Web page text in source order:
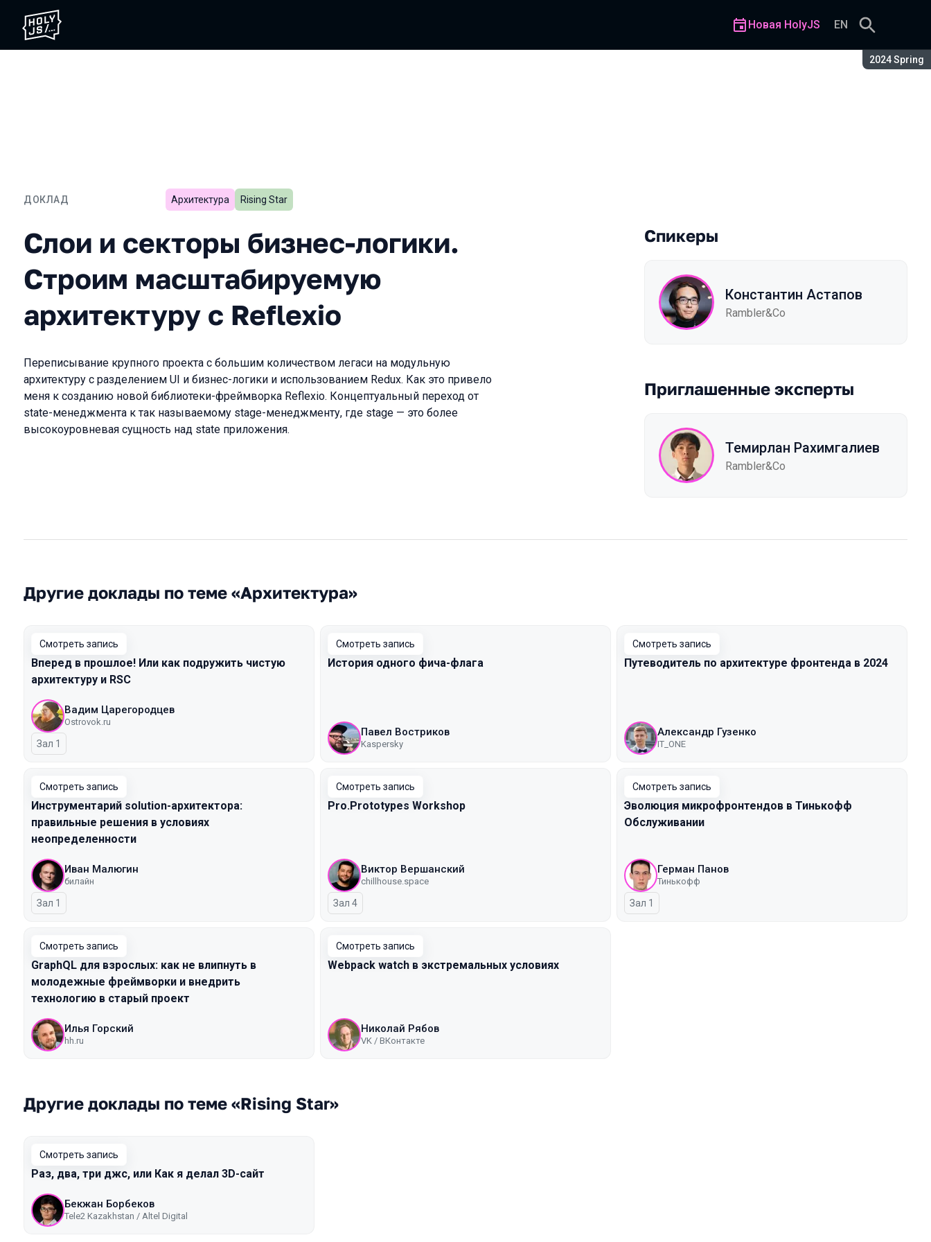
Сезон:
2024 Spring
Новая HolyJS EN
ДОКЛАД
Слои и секторы бизнес-логики. Строим масштабируемую архитектуру с Reflexio
Архитектура Rising Star
Слои и секторы бизнес-логики.
Строим масштабируемую
архитектуру с Reflexio
Переписывание крупного проекта с большим количеством легаси на модульную
архитектуру с разделением UI и бизнес-логики и использованием Redux. Как это привело
меня к созданию новой библиотеки-фреймворка Reflexio. Концептуальный переход от
state-менеджмента к так называемому stage-менеджменту, где stage — это более
высокоуровневая сущность над state приложения.
Спикеры
Константин Астапов
Rambler&Co
Приглашенные эксперты
Темирлан Рахимгалиев
Rambler&Co
Другие доклады по теме «Архитектура»
Смотреть запись
Вперед в прошлое! Или как подружить чистую
архитектуру и RSC
Вадим Царегородцев
Ostrovok.ru
Зал 1
Смотреть запись
История одного фича-флага
Павел Востриков
Kaspersky
Смотреть запись
Путеводитель по архитектуре фронтенда в 2024
Александр Гузенко
IT_ONE
Смотреть запись
Инструментарий solution-архитектора:
правильные решения в условиях
неопределенности
Иван Малюгин
билайн
Зал 1
Смотреть запись
Pro.Prototypes Workshop
Виктор Вершанский
chillhouse.space
Зал 4
Смотреть запись
Эволюция микрофронтендов в Тинькофф
Обслуживании
Герман Панов
Тинькофф
Зал 1
Смотреть запись
GraphQL для взрослых: как не влипнуть в
молодежные фреймворки и внедрить
технологию в старый проект
Илья Горский
hh.ru
Смотреть запись
Webpack watch в экстремальных условиях
Николай Рябов
VK / ВКонтакте
Другие доклады по теме «Rising Star»
Смотреть запись
Раз, два, три джс, или Как я делал 3D-сайт
Бекжан Борбеков
Tele2 Kazakhstan / Altel Digital